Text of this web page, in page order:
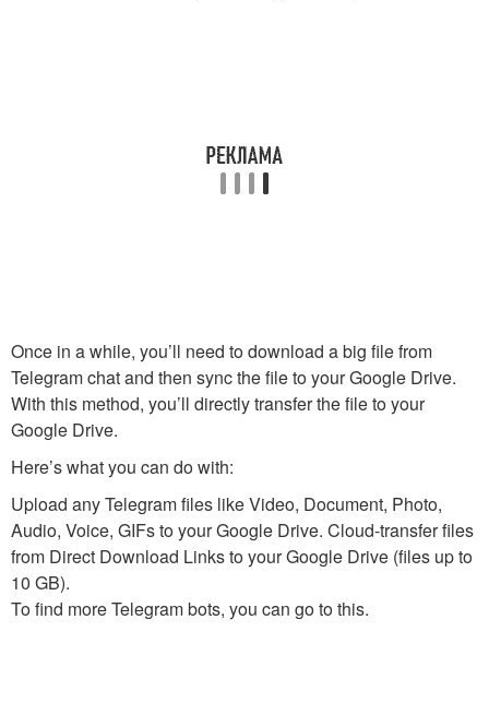
Once in a while, you’ll need to download a big file from
Telegram chat and then sync the file to your Google Drive.
With this method, you’ll directly transfer the file to your
Google Drive.
Here’s what you can do with:
Upload any Telegram files like Video, Document, Photo,
Audio, Voice, GIFs to your Google Drive. Cloud-transfer files
from Direct Download Links to your Google Drive (files up to
10 GB).
To find more Telegram bots, you can go to this.